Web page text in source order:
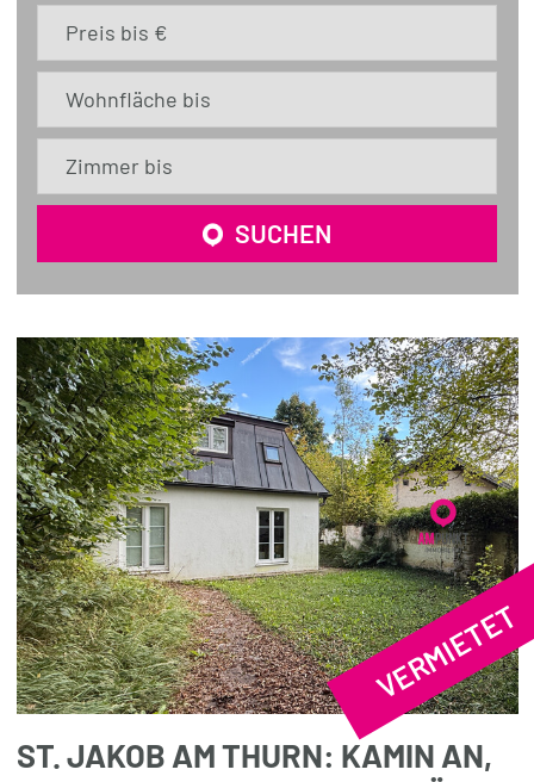
Preis bis €
Wohnfläche bis
Zimmer bis
SUCHEN
VERMIETET
ST. JAKOB AM THURN: KAMIN AN,